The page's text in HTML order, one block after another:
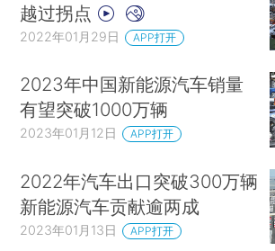
越过拐点
2022年01月29日 APP打开
2023年中国新能源汽车销量
有望突破1000万辆
2023年01月12日 APP打开
2022年汽车出口突破300万辆
新能源汽车贡献逾两成
2023年01月13日 APP打开